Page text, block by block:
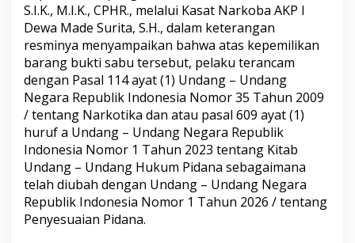
S.I.K., M.I.K., CPHR., melalui Kasat Narkoba AKP I
Dewa Made Surita, S.H., dalam keterangan
resminya menyampaikan bahwa atas kepemilikan
barang bukti sabu tersebut, pelaku terancam
dengan Pasal 114 ayat (1) Undang – Undang
Negara Republik Indonesia Nomor 35 Tahun 2009
/ tentang Narkotika dan atau pasal 609 ayat (1)
huruf a Undang – Undang Negara Republik
Indonesia Nomor 1 Tahun 2023 tentang Kitab
Undang – Undang Hukum Pidana sebagaimana
telah diubah dengan Undang – Undang Negara
Republik Indonesia Nomor 1 Tahun 2026 / tentang
Penyesuaian Pidana.